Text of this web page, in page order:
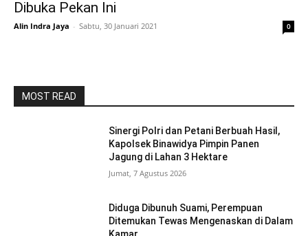
Dibuka Pekan Ini
Alin Indra Jaya - Sabtu, 30 Januari 2021 0
MOST READ
Sinergi Polri dan Petani Berbuah Hasil,
Kapolsek Binawidya Pimpin Panen
Jagung di Lahan 3 Hektare
Jumat, 7 Agustus 2026
Diduga Dibunuh Suami, Perempuan
Ditemukan Tewas Mengenaskan di Dalam
Kamar